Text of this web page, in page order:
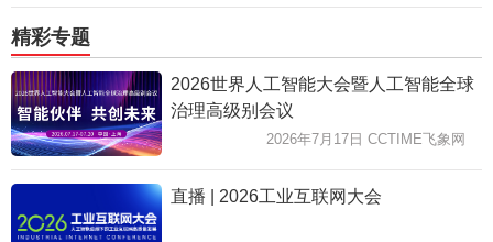
精彩专题
2026世界人工智能大会暨人工智能全球
治理高级别会议
2026年7月17日 CCTIME飞象网
直播 | 2026工业互联网大会